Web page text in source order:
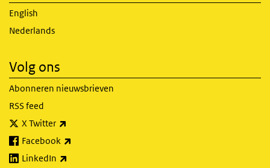
English
Nederlands
Volg ons
Abonneren nieuwsbrieven
RSS feed
X Twitter
Facebook
LinkedIn